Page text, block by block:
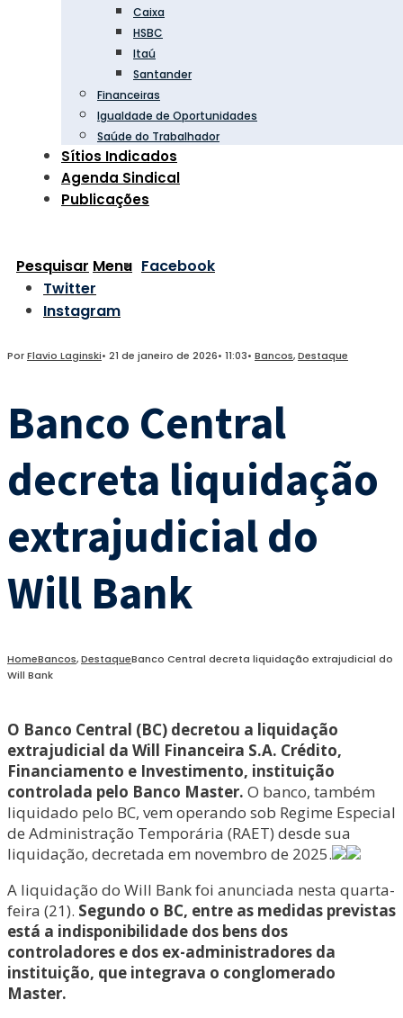
Caixa
HSBC
Itaú
Santander
Financeiras
Igualdade de Oportunidades
Saúde do Trabalhador
Sítios Indicados
Agenda Sindical
Publicações
Pesquisar Menu Facebook
Twitter
Instagram
PorFlavio Laginski• 21 de janeiro de 2026• 11:03• Bancos,Destaque
Banco Central
decreta liquidação
extrajudicial do
Will Bank
HomeBancos,DestaqueBanco Central decreta liquidação extrajudicial do
Will Bank
O Banco Central (BC) decretou a liquidação
extrajudicial da Will Financeira S.A. Crédito,
Financiamento e Investimento, instituição
controlada pelo Banco Master. O banco, também
liquidado pelo BC, vem operando sob Regime Especial
de Administração Temporária (RAET) desde sua
liquidação, decretada em novembro de 2025.
A liquidação do Will Bank foi anunciada nesta quarta-
feira (21). Segundo o BC, entre as medidas previstas
está a indisponibilidade dos bens dos
controladores e dos ex-administradores da
instituição, que integrava o conglomerado
Master.